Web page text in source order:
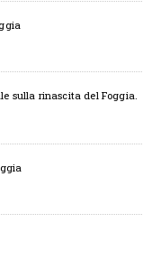
sulla rinascita del Foggia.